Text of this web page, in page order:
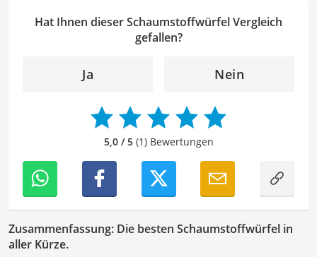
Autoren dabei zu helfen, ihre Botschaften klar und
effektiv zu kommunizieren. Durch meine Leidenschaft für
Interessen, bringe ich frische Perspektiven sowie neue
dass die Texte sowohl qualitativ hochwertig als auch
ansprechend sind.
Hat Ihnen dieser Schaumstoffwürfel Vergleich
gefallen?
Ja Nein
5,0 / 5(1) Bewertungen
Zusammenfassung: Die besten Schaumstoffwürfel in
aller Kürze.